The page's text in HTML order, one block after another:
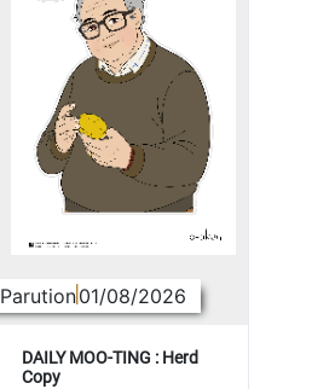
Parution01/08/2026
DAILY MOO-TING : Herd
Copy